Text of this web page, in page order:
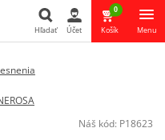
Hľadať Účet
0
Košík Menu
Náš kód: P18623